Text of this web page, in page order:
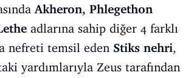
Akheron, Phlegethon
adlarına sahip diğer 4 farklı
nefreti temsil eden Stiks nehri,
yardımlarıyla Zeus tarafından